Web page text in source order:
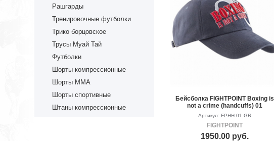
Рашгарды
Тренировочные футболки
Трико борцовское
Трусы Муай Тай
Футболки
Шорты компрессионные
Шорты ММА
Шорты спортивные
Штаны компрессионные
Бейсболка FIGHTPOINT Boxing is
not a crime (handcuffs) 01
Артикул: FPHH 01 GR
FIGHTPOINT
1950.00 руб.